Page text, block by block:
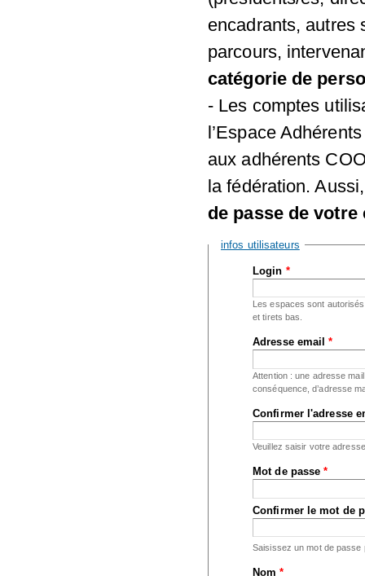
encadrants, autres
parcours,
catégorie de
- Les comptes
l’Espace
aux adhérents
la fédération.
de passe de
Masquer
infos utilisateurs
Login *
Les espaces sont
et tirets bas.
Adresse email*
Attention : une adresse
conséquence, d’adresse
Confirmer l'adresse
Veuillez saisir votre
Mot de passe*
Confirmer le mot de
Saisissez un mot de passe
Nom*